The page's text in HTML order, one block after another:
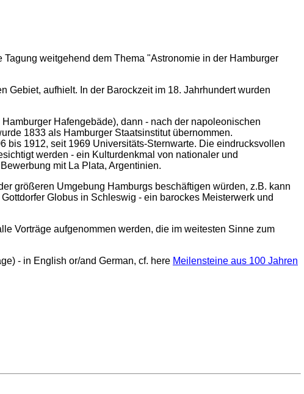
weitgehend dem Thema "Astronomie in der Hamburger
Gebiet, aufhielt. In der Barockzeit im 18. Jahrhundert wurden
Hafengebäde), dann - nach der napoleonischen
1833 als Hamburger Staatsinstitut übernommen.
bis 1912, seit 1969 Universitäts-Sternwarte. Die eindrucksvollen
werden - ein Kulturdenkmal von nationaler und
mit La Plata, Argentinien.
größeren Umgebung Hamburgs beschäftigen würden, z.B. kann
Globus in Schleswig - ein barockes Meisterwerk und
Vorträge aufgenommen werden, die im weitesten Sinne zum
- in English or/and German, cf. here Meilensteine aus 100 Jahren